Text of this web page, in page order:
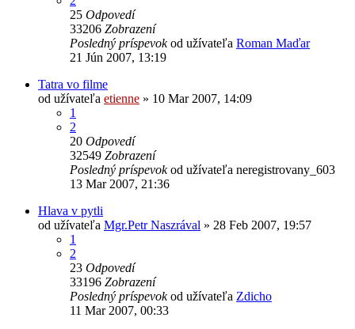
25 Odpovedí
33206 Zobrazení
Posledný príspevokod užívateľa Roman Maďar
21 Jún 2007, 13:19
Tatra vo filme
od užívateľa etienne » 10 Mar 2007, 14:09
1
2
20 Odpovedí
32549 Zobrazení
Posledný príspevokod užívateľa neregistrovany_603
13 Mar 2007, 21:36
Hlava v pytli
od užívateľa Mgr.Petr Naszrával » 28 Feb 2007, 19:57
1
2
23 Odpovedí
33196 Zobrazení
Posledný príspevokod užívateľa Zdicho
11 Mar 2007, 00:33